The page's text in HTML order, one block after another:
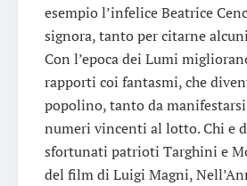
esempio l’infelice Beatrice
signora, tanto per citarne
Con l’epoca dei Lumi
rapporti coi fantasmi, che
popolino, tanto da
numeri vincenti al lotto. Chi e
sfortunati patrioti Targhini e
del film di Luigi Magni,